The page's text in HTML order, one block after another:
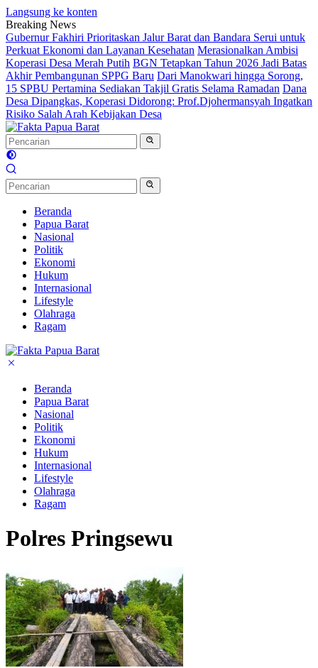
Langsung ke konten
Breaking News
Gubernur Fakhiri Prioritaskan Jalur Barat dan Bandara Serui untuk
Perkuat Ekonomi dan Layanan Kesehatan Merasionalkan Ambisi
Koperasi Desa Merah Putih BGN Tetapkan Tahun 2026 Jadi Batas
Akhir Pembangunan SPPG Baru Dari Manokwari hingga Sorong,
15 SPBU Pertamina Sediakan Takjil Gratis Selama Ramadan Dana
Desa Dipangkas, Koperasi Didorong: Prof.Djohermansyah Ingatkan
Risiko Salah Arah Kebijakan Desa
Beranda
Papua Barat
Nasional
Politik
Ekonomi
Hukum
Internasional
Lifestyle
Olahraga
Ragam
Beranda
Papua Barat
Nasional
Politik
Ekonomi
Hukum
Internasional
Lifestyle
Olahraga
Ragam
Polres Pringsewu